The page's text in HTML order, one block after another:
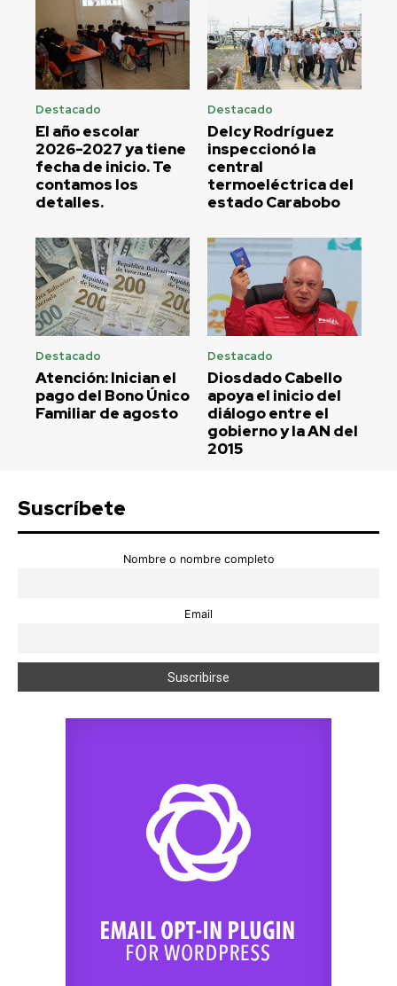
Destacado
El año escolar
2026-2027 ya tiene
fecha de inicio. Te
contamos los
detalles.
Destacado
Delcy Rodríguez
inspeccionó la
central
termoeléctrica del
estado Carabobo
Destacado
Atención: Inician el
pago del Bono Único
Familiar de agosto
Destacado
Diosdado Cabello
apoya el inicio del
diálogo entre el
gobierno y la AN del
2015
Suscríbete
Nombre o nombre completo
Email